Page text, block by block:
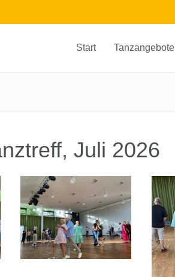
Start Tanzangebote
Juli 2026